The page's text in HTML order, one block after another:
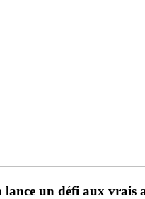
un défi aux vrais